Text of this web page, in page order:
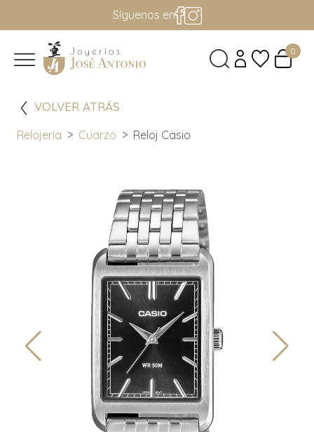
Síguenos en
0
VOLVER ATRÁS
Relojería Cuarzo Reloj Casio